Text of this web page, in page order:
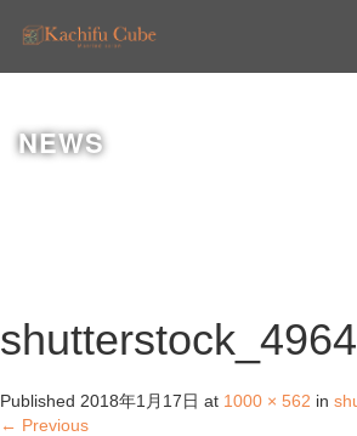
NEWS
Published 2018年1月17日 at 1000 × 562 in
← Previous